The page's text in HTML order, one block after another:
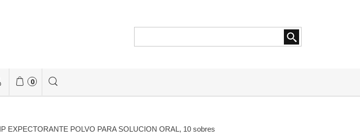
0
EXPECTORANTE POLVO PARA SOLUCION ORAL, 10 sobres